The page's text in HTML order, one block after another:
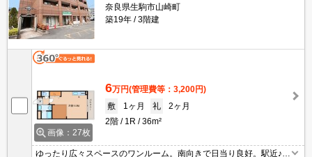
奈良県生駒市山崎町
築19年
3階建
画像：27枚
6万円(管理費等：3,200円)
敷
1ヶ月 礼
2ヶ月
2階
1R 36m²
ゆったり広々スペースのワンルーム。南向きで日当り良好。駅近♪便